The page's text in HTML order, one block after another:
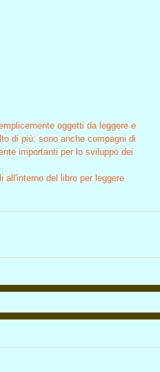
oggetti da leggere e
di più: sono anche compagni di
importanti per lo sviluppo dei
all'interno del libro per leggere